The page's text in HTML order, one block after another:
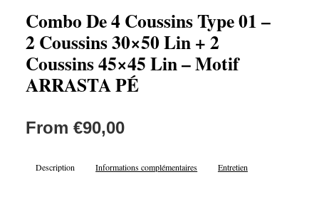
Combo De 4 Coussins Type 01 –
2 Coussins 30×50 Lin + 2
Coussins 45×45 Lin – Motif
ARRASTA PÉ
From €90,00
Description Informations complémentaires Entretien